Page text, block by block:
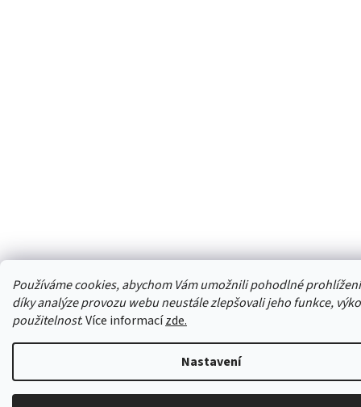
Používáme cookies, abychom Vám umožnili pohodlné
díky analýze provozu webu neustále zlepšovali jeho funkce,
použitelnost. Více informacízde.
Nastavení